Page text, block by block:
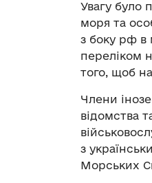
Увагу було
моря та
з боку рф в
переліком
того, щоб
Члени
відомства
з
Морських